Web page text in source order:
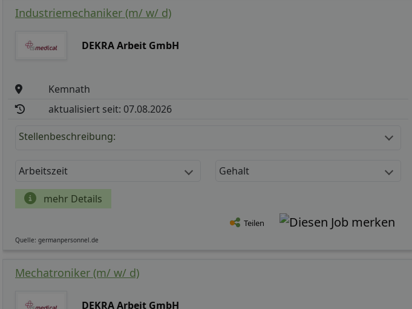
Industriemechaniker (m/ w/ d)
DEKRA Arbeit GmbH
Kemnath
aktualisiert seit: 07.08.2026
Stellenbeschreibung:
Arbeitszeit Gehalt
mehr Details
Teilen
Quelle: germanpersonnel.de
Mechatroniker (m/ w/ d)
DEKRA Arbeit GmbH